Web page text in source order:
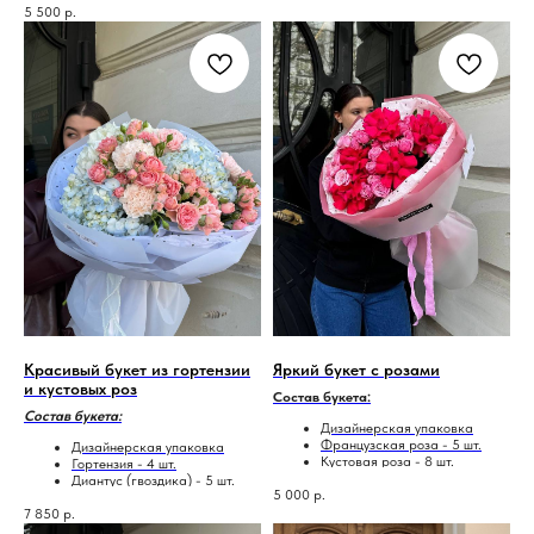
5 500 р.
Красивый букет из гортензии
и кустовых роз
Состав букета:
Дизайнерская упаковка
Гортензия - 4 шт.
Диантус (гвоздика) - 5 шт.
7 850 р.
Яркий букет с розами
Состав букета:
Дизайнерская упаковка
Французская роза - 5 шт.
Кустовая роза - 8 шт.
5 000 р.